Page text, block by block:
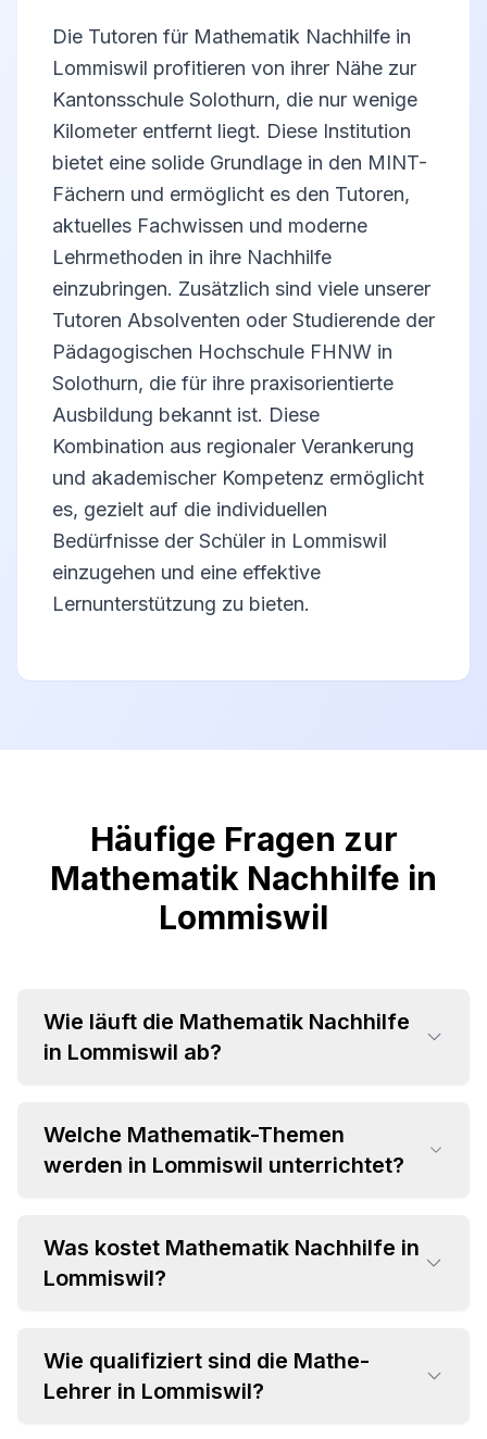
Die Tutoren für Mathematik Nachhilfe in
Lommiswil profitieren von ihrer Nähe zur
Kantonsschule Solothurn, die nur wenige
Kilometer entfernt liegt. Diese Institution
bietet eine solide Grundlage in den MINT-
Fächern und ermöglicht es den Tutoren,
aktuelles Fachwissen und moderne
Lehrmethoden in ihre Nachhilfe
einzubringen. Zusätzlich sind viele unserer
Tutoren Absolventen oder Studierende der
Pädagogischen Hochschule FHNW in
Solothurn, die für ihre praxisorientierte
Ausbildung bekannt ist. Diese
Kombination aus regionaler Verankerung
und akademischer Kompetenz ermöglicht
es, gezielt auf die individuellen
Bedürfnisse der Schüler in Lommiswil
einzugehen und eine effektive
Lernunterstützung zu bieten.
Häufige Fragen zur
Mathematik Nachhilfe in
Lommiswil
Wie läuft die Mathematik Nachhilfe
in Lommiswil ab?
Welche Mathematik-Themen
werden in Lommiswil unterrichtet?
•
Grundrechenarten und Bruchrechnung
•
Analysis und Differentialrechnung
Was kostet Mathematik Nachhilfe in
Lommiswil?
• Einzelstunden ab CHF 35 pro Stunde
• Attraktive Paketpreise verfügbar
Wie qualifiziert sind die Mathe-
Lehrer in Lommiswil?